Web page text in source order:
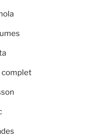
complet